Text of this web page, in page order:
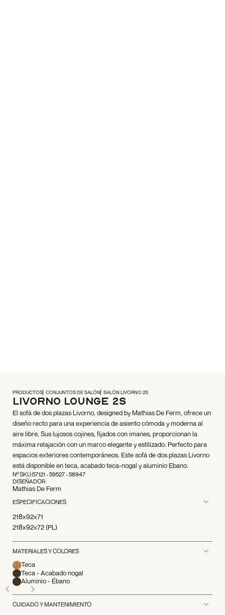
PRODUCTOS CONJUNTOS DE SALÓN SALÓN LIVORNO 2S
Livorno Lounge 2S
El sofá de dos plazas Livorno, designed by Mathias De Ferm, ofrece un
diseño recto para una experiencia de asiento cómoda y moderna al
aire libre. Sus lujosos cojines, fijados con imanes, proporcionan la
máxima relajación con un marco elegante y estilizado. Perfecto para
espacios exteriores contemporáneos. Este sofá de dos plazas Livorno
está disponible en teca, acabado teca-nogal y aluminio Ebano.
Nº SKU:57121 - 59527 - 58947
DISEÑADOR
Mathias De Ferm
ESPECIFICACIONES
218x92x71
218x92x72 (PL)
MATERIALES Y COLORES
Teca
Teca - Acabado nogal
Aluminio - Ébano
CUIDADO Y MANTENIMIENTO